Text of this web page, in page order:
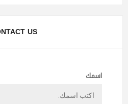
US
اسمك